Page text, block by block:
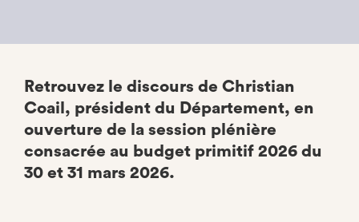
Retrouvez le discours de Christian
Coail, président du Département, en
ouverture de la session plénière
consacrée au budget primitif 2026 du
30 et 31 mars 2026.